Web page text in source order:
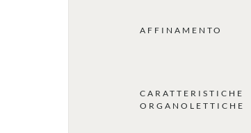
AFFINAMENTO
CARATTERISTICHE
ORGANOLETTICHE